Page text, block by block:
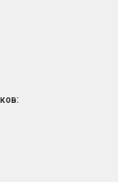
с абсолютным
преобразовывать флекс
грид блоков.
трансформации грид
деплоить его на github.